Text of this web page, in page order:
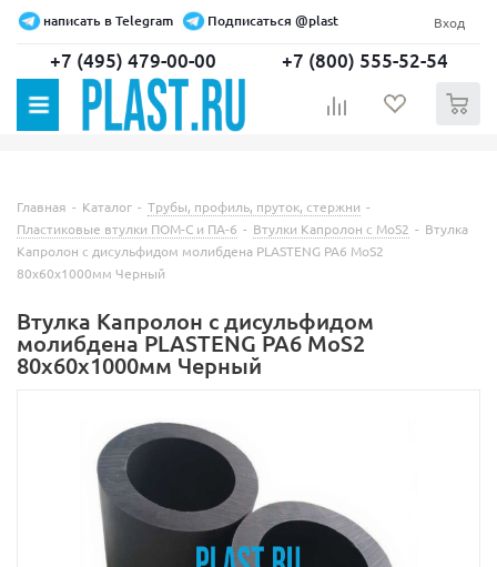
написать в Telegram Подписаться @plast Вход
+7 (495) 479-00-00 +7 (800) 555-52-54
Главная - Каталог - Трубы, профиль, пруток, стержни -
Пластиковые втулки ПОМ-С и ПА-6 - Втулки Капролон с MoS2 - Втулка
Капролон c дисульфидом молибдена PLASTENG PA6 MoS2
80х60х1000мм Черный
Втулка Капролон c дисульфидом
молибдена PLASTENG PA6 MoS2
80х60х1000мм Черный